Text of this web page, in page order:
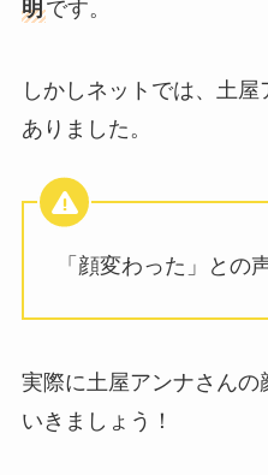
明です。
しかしネットでは、土屋
ありました。
「顔変わった」との
実際に土屋アンナさんの
いきましょう！